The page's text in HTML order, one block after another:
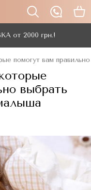
от 2000 грн.!
помогут вам
выбрать